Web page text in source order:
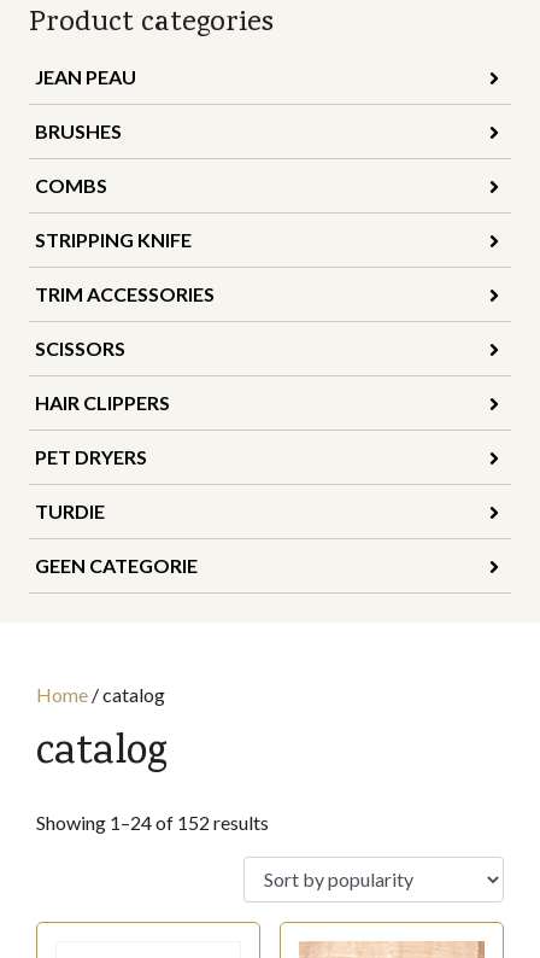
Product categories
JEAN PEAU
BRUSHES
COMBS
STRIPPING KNIFE
TRIM ACCESSORIES
SCISSORS
HAIR CLIPPERS
PET DRYERS
TURDIE
GEEN CATEGORIE
Home /catalog
catalog
Showing 1–24 of 152 results
popularity